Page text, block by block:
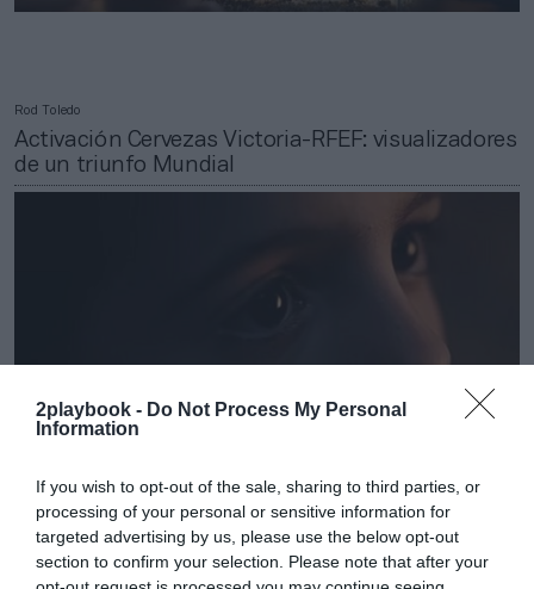
2playbook - Do Not Process My Personal
Information
If you wish to opt-out of the sale, sharing to third parties, or
processing of your personal or sensitive information for
targeted advertising by us, please use the below opt-out
section to confirm your selection. Please note that after your
Rod Toledo
Activación Cervezas Victoria-RFEF: visualizadores
de un triunfo Mundial
Rod Toledo
Activación Mapfre-RFEF: La campaña que busca